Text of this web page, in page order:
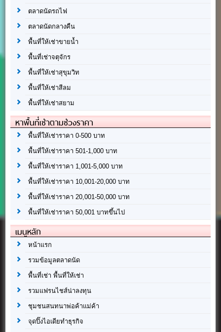
ตลาดนัดรถไฟ
ตลาดนัดกลางคืน
พื้นที่ให้เช่าขายน้ำ
พื้นที่เช่าจตุจักร
พื้นที่ให้เช่าสุขุมวิท
พื้นที่ให้เช่าสีลม
พื้นที่ให้เช่าสยาม
หาพื้นที่เช่าตามช่วงราคา
พื้นที่ให้เช่าราคา 0-500 บาท
พื้นที่ให้เช่าราคา 501-1,000 บาท
พื้นที่ให้เช่าราคา 1,001-5,000 บาท
พื้นที่ให้เช่าราคา 10,001-20,000 บาท
พื้นที่ให้เช่าราคา 20,001-50,000 บาท
พื้นที่ให้เช่าราคา 50,001 บาทขึ้นไป
เมนูหลัก
หน้าแรก
รวมข้อมูลตลาดนัด
พื้นที่เช่า พื้นที่ให้เช่า
รวมแฟรนไชส์น่าลงทุน
ชุมชนสนทนาพ่อค้าแม่ค้า
จุดปิ๊งไอเดียทำธุรกิจ